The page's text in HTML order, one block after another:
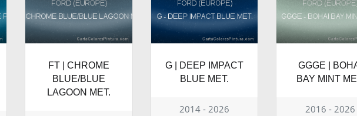
FT | CHROME
BLUE/BLUE
LAGOON MET.
G | DEEP IMPACT
BLUE MET.
2014 - 2026
GGGE |
BAY MINT
2016 - 2026